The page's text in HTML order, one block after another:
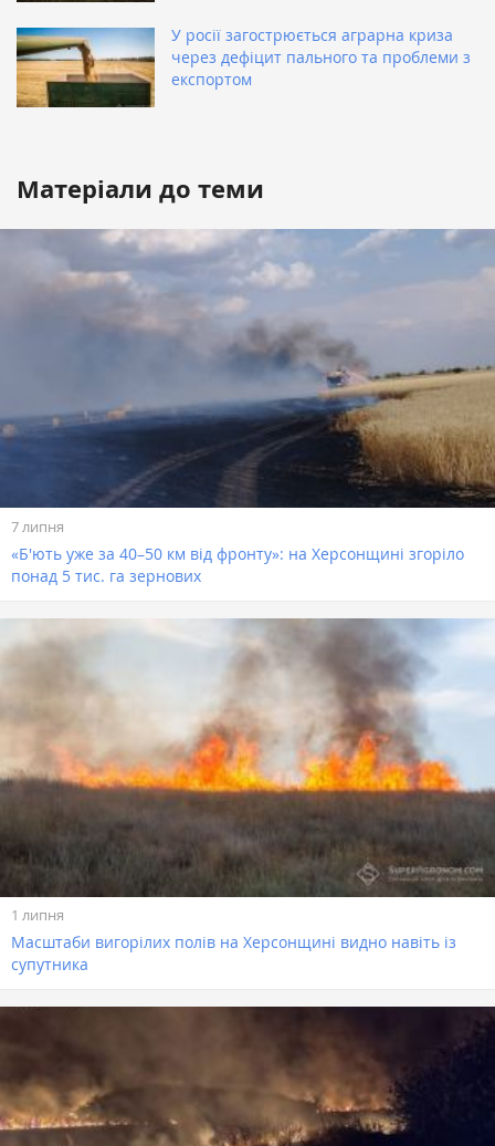
У росії загострюється аграрна криза
через дефіцит пального та проблеми з
експортом
Матеріали до теми
7 липня
«Б'ють уже за 40–50 км від фронту»: на Херсонщині згоріло
понад 5 тис. га зернових
1 липня
Масштаби вигорілих полів на Херсонщині видно навіть із
супутника